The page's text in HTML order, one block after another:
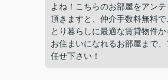
よね！こちらのお部屋をアン
頂きますと、仲介手数料無料
とり暮らしに最適な賃貸物件
お住まいになれるお部屋まで
任せ下さい！